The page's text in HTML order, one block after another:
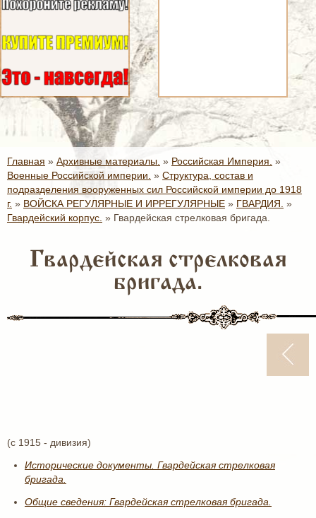
Главная » Архивные материалы. » Российская Империя. »
Военные Российской империи. » Структура, состав и
подразделения вооруженных сил Российской империи до 1918
г. » ВОЙСКА РЕГУЛЯРНЫЕ И ИРРЕГУЛЯРНЫЕ » ГВАРДИЯ. »
Гвардейский корпус. » Гвардейская стрелковая бригада.
Гвардейская стрелковая
бригада.
(с 1915 - дивизия)
Исторические документы. Гвардейская стрелковая
бригада.
Общие сведения: Гвардейская стрелковая бригада.